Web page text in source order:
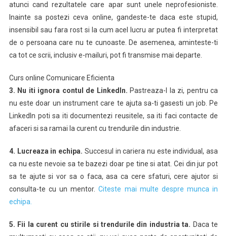
atunci cand rezultatele care apar sunt unele neprofesioniste.
Inainte sa postezi ceva online, gandeste-te daca este stupid,
insensibil sau fara rost si la cum acel lucru ar putea fi interpretat
de o persoana care nu te cunoaste. De asemenea, aminteste-ti
ca tot ce scrii, inclusiv e-mailuri, pot fi transmise mai departe.
Curs online Comunicare Eficienta
3. Nu iti ignora contul de LinkedIn. Pastreaza-l la zi, pentru ca
nu este doar un instrument care te ajuta sa-ti gasesti un job. Pe
LinkedIn poti sa iti documentezi reusitele, sa iti faci contacte de
afaceri si sa ramai la curent cu trendurile din industrie.
4. Lucreaza in echipa. Succesul in cariera nu este individual, asa
ca nu este nevoie sa te bazezi doar pe tine si atat. Cei din jur pot
sa te ajute si vor sa o faca, asa ca cere sfaturi, cere ajutor si
consulta-te cu un mentor.Citeste mai multe despre munca in
echipa.
5. Fii la curent cu stirile si trendurile din industria ta. Daca te